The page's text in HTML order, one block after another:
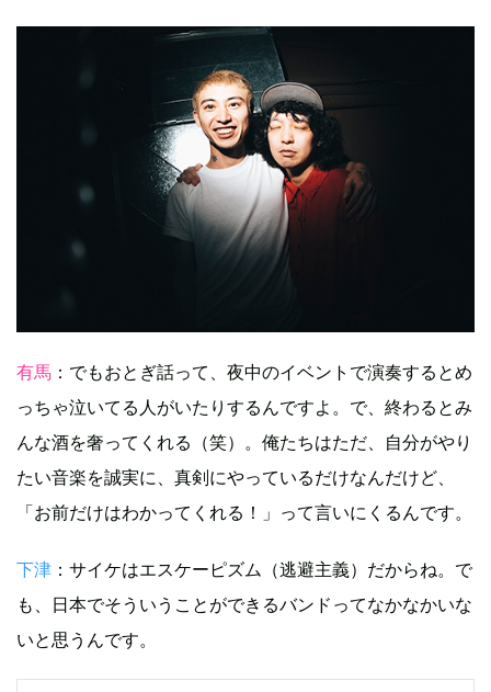
有馬 ：でもおとぎ話って、夜中のイベントで演奏するとめ
っちゃ泣いてる人がいたりするんですよ。で、終わるとみ
んな酒を奢ってくれる（笑）。俺たちはただ、自分がやり
たい音楽を誠実に、真剣にやっているだけなんだけど、
「お前だけはわかってくれる！」って言いにくるんです。
下津 ：サイケはエスケーピズム（逃避主義）だからね。で
も、日本でそういうことができるバンドってなかなかいな
いと思うんです。